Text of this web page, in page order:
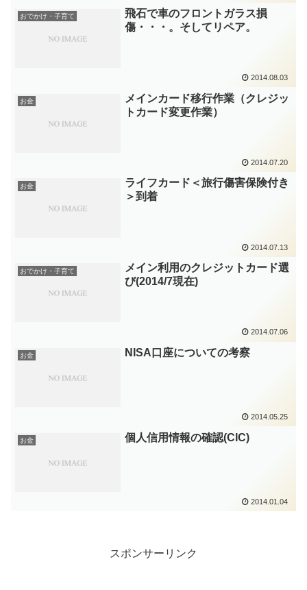
おでかけ・子育て
飛石で車のフロントガラス損
傷・・・。そしてリペア。
2014.08.03
お金
メインカード移行作業（クレジッ
トカード変更作業）
2014.07.20
お金
ライフカード＜旅行傷害保険付き
＞到着
2014.07.13
おでかけ・子育て
メイン利用のクレジットカード選
び(2014/7現在)
2014.07.06
お金 NISA口座についての考察
2014.05.25
お金 個人信用情報の確認(CIC)
2014.01.04
スポンサーリンク